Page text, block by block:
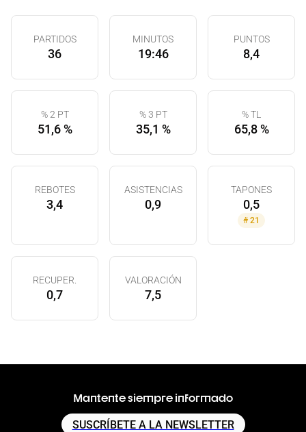
PARTIDOS
36
MINUTOS
19:46
PUNTOS
8,4
% 2 PT
51,6 %
% 3 PT
35,1 %
% TL
65,8 %
REBOTES
3,4
ASISTENCIAS
0,9
TAPONES
0,5
# 21
RECUPER.
0,7
VALORACIÓN
7,5
Mantente siempre informado
SUSCRÍBETE A LA NEWSLETTER